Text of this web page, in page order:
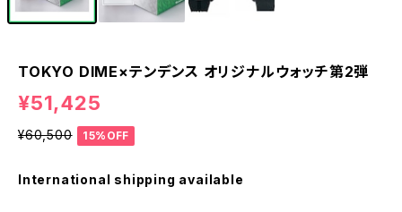
TOKYO DIME×テンデンス オリジナルウォッチ第2弾
¥51,425
¥60,500 15%OFF
International shipping available